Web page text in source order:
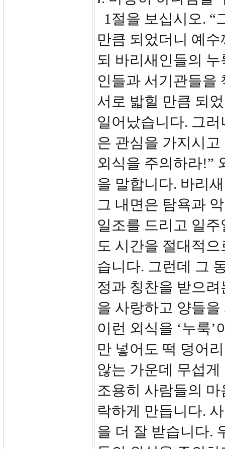
1절을 보십시오. “
만큼 되었더니 예
되 바리새인들의
인들과 서기관들을
서로 밟힐 만큼 되
일어났습니다. 그
은 관심을 가지시
외식을 주의하라!”
을 말합니다. 바리
그 내면은 탐욕과
일조를 드리고 일
도 시간을 절대적
습니다. 그런데 그
정과 칭찬을 받으
을 사랑하고 양들
이런 외식을 ‘누룩
만 넣어도 떡 덩어
않는 가운데 무섭
조용히 사람들의
락하게 만듭니다.
을 더 잘 받습니다.